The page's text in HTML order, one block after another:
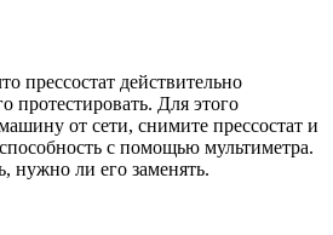
прессостат действительно
протестировать. Для этого
от сети, снимите прессостат и
с помощью мультиметра.
нужно ли его заменять.